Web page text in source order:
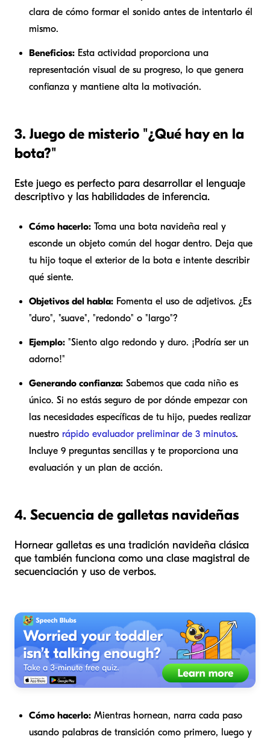
clara de cómo formar el sonido antes de intentarlo él
mismo.
Beneficios: Esta actividad proporciona una
representación visual de su progreso, lo que genera
confianza y mantiene alta la motivación.
3. Juego de misterio "¿Qué hay en la
bota?"
Este juego es perfecto para desarrollar el lenguaje
descriptivo y las habilidades de inferencia.
Cómo hacerlo: Toma una bota navideña real y
esconde un objeto común del hogar dentro. Deja que
tu hijo toque el exterior de la bota e intente describir
qué siente.
Objetivos del habla: Fomenta el uso de adjetivos. ¿Es
"duro", "suave", "redondo" o "largo"?
Ejemplo: "Siento algo redondo y duro. ¡Podría ser un
adorno!"
Generando confianza: Sabemos que cada niño es
único. Si no estás seguro de por dónde empezar con
las necesidades específicas de tu hijo, puedes realizar
nuestro rápido evaluador preliminar de 3 minutos.
Incluye 9 preguntas sencillas y te proporciona una
evaluación y un plan de acción.
4. Secuencia de galletas navideñas
Hornear galletas es una tradición navideña clásica
que también funciona como una clase magistral de
secuenciación y uso de verbos.
Cómo hacerlo: Mientras hornean, narra cada paso
usando palabras de transición como primero, luego y